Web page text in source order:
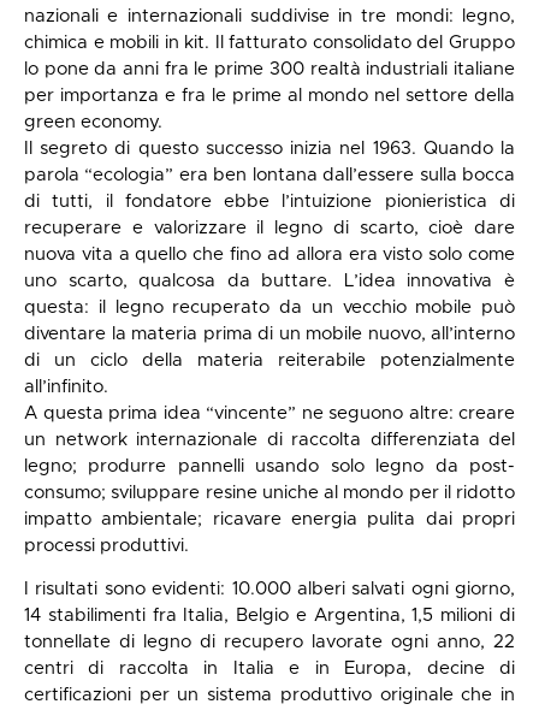
nazionali e internazionali suddivise in tre mondi: legno,
chimica e mobili in kit. Il fatturato consolidato del Gruppo
lo pone da anni fra le prime 300 realtà industriali italiane
per importanza e fra le prime al mondo nel settore della
green economy.
Il segreto di questo successo inizia nel 1963. Quando la
parola “ecologia” era ben lontana dall’essere sulla bocca
di tutti, il fondatore ebbe l’intuizione pionieristica di
recuperare e valorizzare il legno di scarto, cioè dare
nuova vita a quello che fino ad allora era visto solo come
uno scarto, qualcosa da buttare. L’idea innovativa è
questa: il legno recuperato da un vecchio mobile può
diventare la materia prima di un mobile nuovo, all’interno
di un ciclo della materia reiterabile potenzialmente
all’infinito.
A questa prima idea “vincente” ne seguono altre: creare
un network internazionale di raccolta differenziata del
legno; produrre pannelli usando solo legno da post-
consumo; sviluppare resine uniche al mondo per il ridotto
impatto ambientale; ricavare energia pulita dai propri
processi produttivi.
I risultati sono evidenti: 10.000 alberi salvati ogni giorno,
14 stabilimenti fra Italia, Belgio e Argentina, 1,5 milioni di
tonnellate di legno di recupero lavorate ogni anno, 22
centri di raccolta in Italia e in Europa, decine di
certificazioni per un sistema produttivo originale che in